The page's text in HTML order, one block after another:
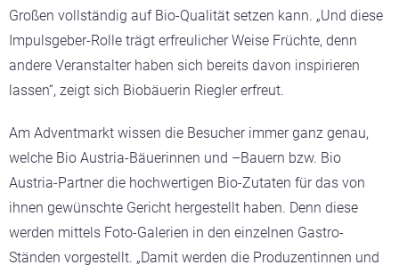
Großen vollständig auf Bio-Qualität setzen kann. „Und diese
Impulsgeber-Rolle trägt erfreulicher Weise Früchte, denn
andere Veranstalter haben sich bereits davon inspirieren
lassen“, zeigt sich Biobäuerin Riegler erfreut.
Am Adventmarkt wissen die Besucher immer ganz genau,
welche Bio Austria-Bäuerinnen und –Bauern bzw. Bio
Austria-Partner die hochwertigen Bio-Zutaten für das von
ihnen gewünschte Gericht hergestellt haben. Denn diese
werden mittels Foto-Galerien in den einzelnen Gastro-
Ständen vorgestellt. „Damit werden die Produzentinnen und